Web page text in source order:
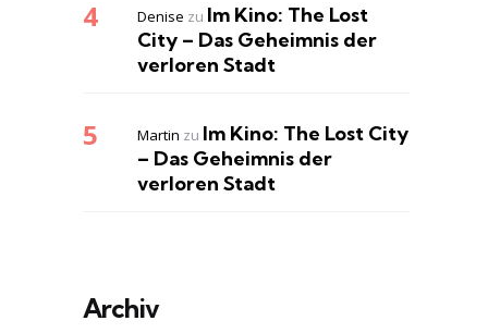
Denise zu Im Kino: The Lost
City – Das Geheimnis der
verloren Stadt
Martin zu Im Kino: The Lost City
– Das Geheimnis der
verloren Stadt
Archiv